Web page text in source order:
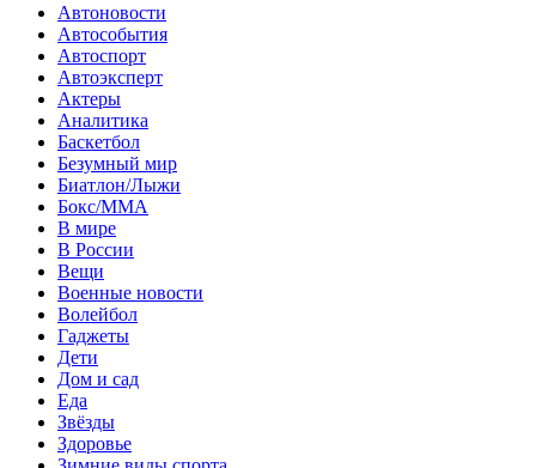
Автоновости
Автособытия
Автоспорт
Автоэксперт
Актеры
Аналитика
Баскетбол
Безумный мир
Биатлон/Лыжи
Бокс/MMA
В мире
В России
Вещи
Военные новости
Волейбол
Гаджеты
Дети
Дом и сад
Еда
Звёзды
Здоровье